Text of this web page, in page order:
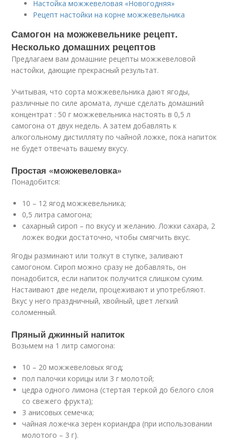
Настойка можжевеловая «Новогодняя»
Рецепт настойки на корне можжевельника
Самогон на можжевельнике рецепт.
Несколько домашних рецептов
Предлагаем вам домашние рецепты можжевеловой
настойки, дающие прекрасный результат.
Учитывая, что сорта можжевельника дают ягоды,
различные по силе аромата, лучше сделать домашний
концентрат : 50 г можжевельника настоять в 0,5 л
самогона от двух недель. А затем добавлять к
алкогольному дистилляту по чайной ложке, пока напиток
не будет отвечать вашему вкусу.
Простая «можжевеловка»
Понадобится:
10 – 12 ягод можжевельника;
0,5 литра самогона;
сахарный сироп – по вкусу и желанию. Ложки сахара, 2
ложек водки достаточно, чтобы смягчить вкус.
Ягоды разминают или толкут в ступке, заливают
самогоном. Сироп можно сразу не добавлять, он
понадобится, если напиток получится слишком сухим.
Настаивают две недели, процеживают и употребляют.
Вкус у него праздничный, хвойный, цвет легкий
соломенный.
Пряный джинный напиток
Возьмем на 1 литр самогона:
10 – 20 можжевеловых ягод;
пол палочки корицы или 3 г молотой;
цедра одного лимона (стертая теркой до белого слоя
со свежего фрукта);
3 анисовых семечка;
чайная ложечка зерен кориандра (при использовании
молотого – 3 г).